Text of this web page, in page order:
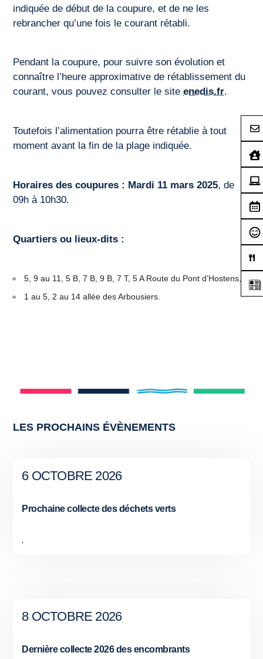
indiquée de début de la coupure, et de ne les
rebrancher qu’une fois le courant rétabli.
Pendant la coupure, pour suivre son évolution et
connaître l’heure approximative de rétablissement du
courant, vous pouvez consulter le siteenedis.fr.
Toutefois l’alimentation pourra être rétablie à tout
moment avant la fin de la plage indiquée.
Horaires des coupures : Mardi 11 mars 2025, de
09h à 10h30.
Quartiers ou lieux-dits :
5, 9 au 11, 5 B, 7 B, 9 B, 7 T, 5 A Route du Pont d’Hostens,
1 au 5, 2 au 14 allée des Arbousiers.
LES PROCHAINS ÉVÈNEMENTS
6 OCTOBRE 2026
Prochaine collecte des déchets verts
8 OCTOBRE 2026
Dernière collecte 2026 des encombrants